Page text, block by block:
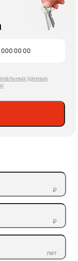
данных
₽
₽
лет